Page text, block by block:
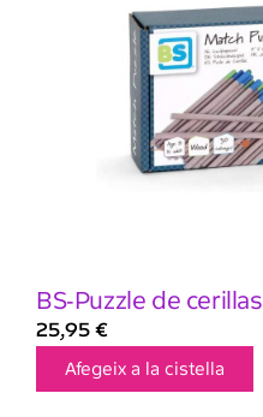
BS-Puzzle de cerillas
25,95 €
Afegeix a la cistella